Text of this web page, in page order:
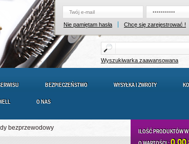
Nie pamiętam hasła Chcę się zarejestrować !
Wyszukiwarka zaawansowana
BEZPIECZEŃSTWO WYSYŁKA I ZWROTY
O NAS
bezprzewodowy ILOŚĆ PRODUKTÓW